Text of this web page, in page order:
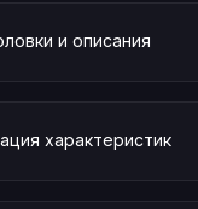
и описания
характеристик